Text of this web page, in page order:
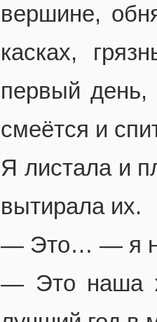
вершине,
касках,
первый день,
смеётся и
Я листала и
вытирала их.
— Это… — я
— Это наша